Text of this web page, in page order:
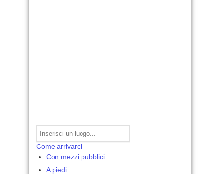
Come arrivarci
Con mezzi pubblici
A piedi